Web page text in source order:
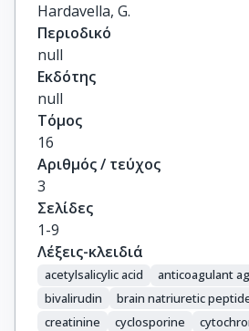
Hardavella, G.
Περιοδικό
null
Εκδότης
null
Τόμος
16
Αριθμός / τεύχος
3
Σελίδες
1-9
Λέξεις-κλειδιά
acetylsalicylic acid anticoagulant
bivalirudin
brain natriuretic
creatinine
cyclosporine